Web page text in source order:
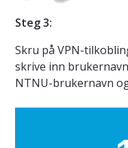
Steg 3:
Skru på VPN-
skrive inn
NTNU-brukernavn